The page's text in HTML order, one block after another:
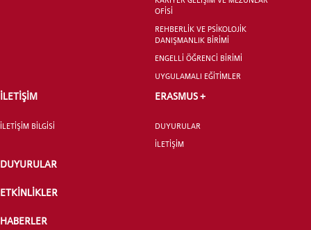
YATAY GEÇİŞ
OFİSİ
REHBERLİK VE PSİKOLOJİK
DANIŞMANLIK BİRİMİ
ENGELLİ ÖĞRENCİ BİRİMİ
UYGULAMALI EĞİTİMLER
İLETİŞİM
İLETİŞİM BİLGİSİ
ERASMUS +
DUYURULAR
İLETİŞİM
DUYURULAR
ETKİNLİKLER
HABERLER